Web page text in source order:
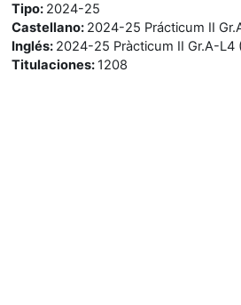
Tipo: 2024-25
Castellano: 2024-25 Prácticum II
Inglés: 2024-25 Pràcticum II Gr.A-L4
Titulaciones: 1208